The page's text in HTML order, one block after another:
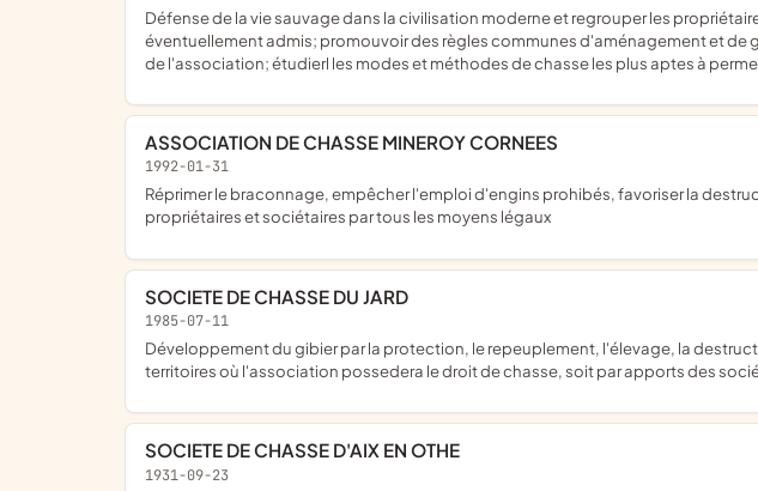
défense de la vie sauvage dans la civilisation moderne et regrouper les propriétaires et habitants de la commune ainsi que les non-propriétaires et non résidents qui y seraient
éventuellement admis; promouvoir des règles communes d'aménagement et
de l'association; étudierl les modes et méthodes de chasse les plus aptes à
ASSOCIATION DE CHASSE MINEROY CORNEES
1992-01-31
réprimer le braconnage, empêcher l'emploi d'engins prohibés, favoriser la destruction des bêtes nuisibles et assurer le repeuplement du gibier et la défense des intérêts des
propriétaires et sociétaires par tous les moyens légaux
SOCIETE DE CHASSE DU JARD
1985-07-11
développement du gibier par la protection, le repeuplement, l'élevage, la destruction des nuisibles, la repression du bracon- nage et l'exploitation rationnelle de la chasse sur les
territoires où l'association possedera le droit de chasse, soit par apports des
SOCIETE DE CHASSE D'AIX EN OTHE
1931-09-23